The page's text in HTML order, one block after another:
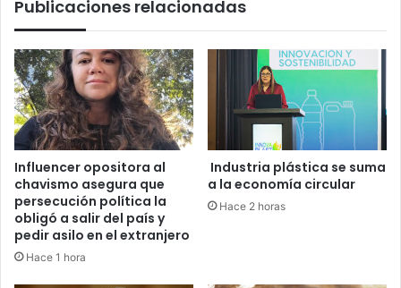
Publicaciones relacionadas
Influencer opositora al
chavismo asegura que
persecución política la
obligó a salir del país y
pedir asilo en el extranjero
Hace 1 hora
Industria plástica se suma
a la economía circular
Hace 2 horas